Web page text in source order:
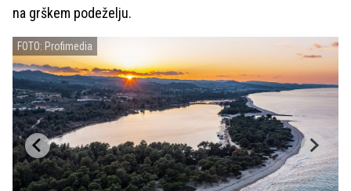
na grškem podeželju.
FOTO: Profimedia